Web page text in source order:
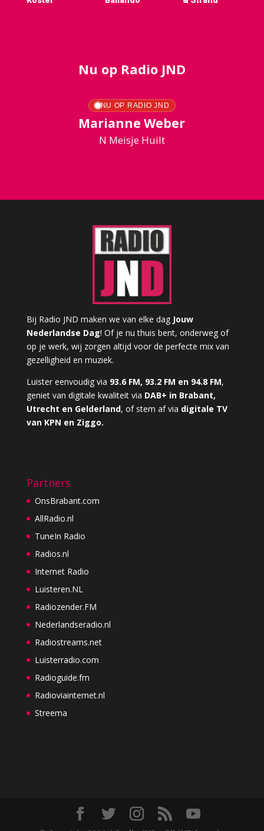
Nu op Radio JND
NU OP RADIO JND
Marianne Weber
N Meisje Huilt
Bij Radio JND maken we van elke dag Jouw
Nederlandse Dag! Of je nu thuis bent, onderweg of
op je werk, wij zorgen altijd voor de perfecte mix van
gezelligheid en muziek.
Luister eenvoudig via 93.6 FM, 93.2 FM en 94.8 FM,
geniet van digitale kwaliteit via DAB+ in Brabant,
Utrecht en Gelderland, of stem af via digitale TV
van KPN en Ziggo.
Partners
OnsBrabant.com
AllRadio.nl
TuneIn Radio
Radios.nl
Internet Radio
Luisteren.NL
Radiozender.FM
Nederlandseradio.nl
Radiostreams.net
Luisterradio.com
Radioguide.fm
Radioviainternet.nl
Streema